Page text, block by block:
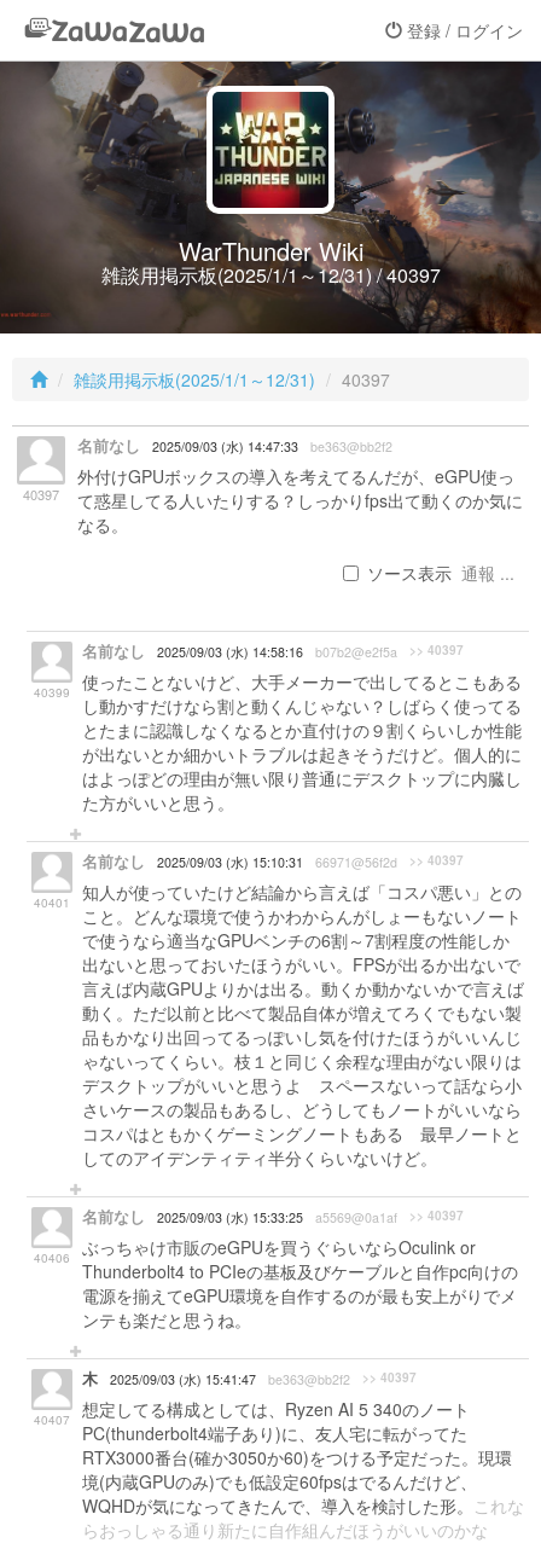
登録 / ログイン
WarThunder Wiki
雑談用掲示板(2025/1/1～12/31) / 40397
雑談用掲示板(2025/1/1～12/31) 40397
40397
名前なし 2025/09/03 (水) 14:47:33 be363@bb2f2
外付けGPUボックスの導入を考えてるんだが、eGPU使っ
て惑星してる人いたりする？しっかりfps出て動くのか気に
なる。
ソース表示 通報 ...
40399
名前なし 2025/09/03 (水) 14:58:16 b07b2@e2f5a >> 40397
使ったことないけど、大手メーカーで出してるとこもある
し動かすだけなら割と動くんじゃない？しばらく使ってる
とたまに認識しなくなるとか直付けの９割くらいしか性能
が出ないとか細かいトラブルは起きそうだけど。個人的に
はよっぽどの理由が無い限り普通にデスクトップに内臓し
た方がいいと思う。
40401
名前なし 2025/09/03 (水) 15:10:31 66971@56f2d >> 40397
知人が使っていたけど結論から言えば「コスパ悪い」との
こと。どんな環境で使うかわからんがしょーもないノート
で使うなら適当なGPUベンチの6割～7割程度の性能しか
出ないと思っておいたほうがいい。FPSが出るか出ないで
言えば内蔵GPUよりかは出る。動くか動かないかで言えば
動く。ただ以前と比べて製品自体が増えてろくでもない製
品もかなり出回ってるっぽいし気を付けたほうがいいんじ
ゃないってくらい。枝１と同じく余程な理由がない限りは
デスクトップがいいと思うよ スペースないって話なら小
さいケースの製品もあるし、どうしてもノートがいいなら
コスパはともかくゲーミングノートもある 最早ノートと
してのアイデンティティ半分くらいないけど。
40406
名前なし 2025/09/03 (水) 15:33:25 a5569@0a1af >> 40397
ぶっちゃけ市販のeGPUを買うぐらいならOculink or
Thunderbolt4 to PCIeの基板及びケーブルと自作pc向けの
電源を揃えてeGPU環境を自作するのが最も安上がりでメ
ンテも楽だと思うね。
40407
木 2025/09/03 (水) 15:41:47 be363@bb2f2 >> 40397
想定してる構成としては、Ryzen AI 5 340のノート
PC(thunderbolt4端子あり)に、友人宅に転がってた
RTX3000番台(確か3050か60)をつける予定だった。現環
境(内蔵GPUのみ)でも低設定60fpsはでるんだけど、
WQHDが気になってきたんで、導入を検討した形。 これな
らおっしゃる通り新たに自作組んだほうがいいのかな